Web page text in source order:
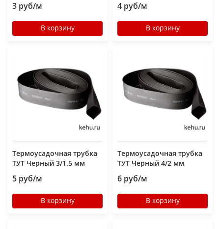
3 руб/м
В корзину
4 руб/м
В корзину
Термоусадочная трубка
ТУТ Черный 3/1.5 мм
5 руб/м
В корзину
Термоусадочная трубка
ТУТ Черный 4/2 мм
6 руб/м
В корзину